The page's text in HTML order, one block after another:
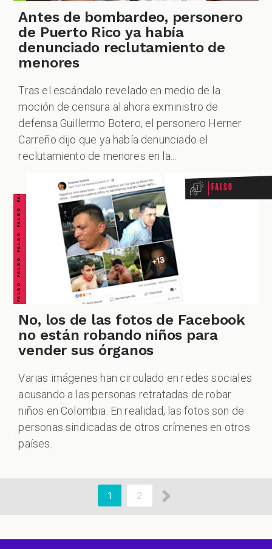
Antes de bombardeo, personero
de Puerto Rico ya había
denunciado reclutamiento de
menores
Tras el escándalo revelado en medio de la
moción de censura al ahora exministro de
defensa Guillermo Botero, el personero Herner
Carreño dijo que ya había denunciado el
reclutamiento de menores en la...
FALSO FALSO FALSO FALSO FALSO FALSO FALSO Falso
No, los de las fotos de Facebook
no están robando niños para
vender sus órganos
Varias imágenes han circulado en redes sociales
acusando a las personas retratadas de robar
niños en Colombia. En realidad, las fotos son de
personas sindicadas de otros crímenes en otros
países.
Página
actual
1 Page
2
Siguiente